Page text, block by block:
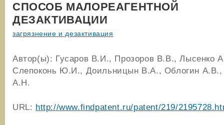
СПОСОБ МАЛОРЕАГЕНТНОЙ
ДЕЗАКТИВАЦИИ
загрязнение и дезактивация
Автор(ы): Гусаров В.И., Прозоров В.В., Лысенко
Слепоконь Ю.И., Доильницын В.А., Облогин А.В.,
А.Н.
URL: http://www.findpatent.ru/patent/219/